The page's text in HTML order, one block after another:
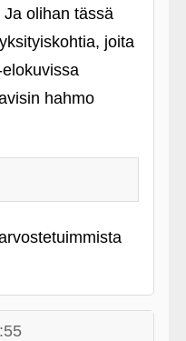
olihan tässä
joita
hahmo